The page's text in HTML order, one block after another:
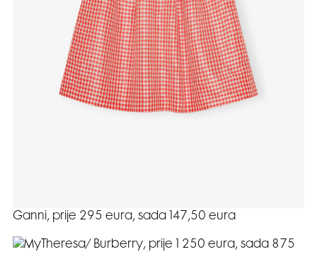
Ganni, prije 295 eura, sada 147,50 eura